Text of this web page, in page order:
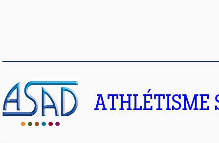
ATHLÉTISME